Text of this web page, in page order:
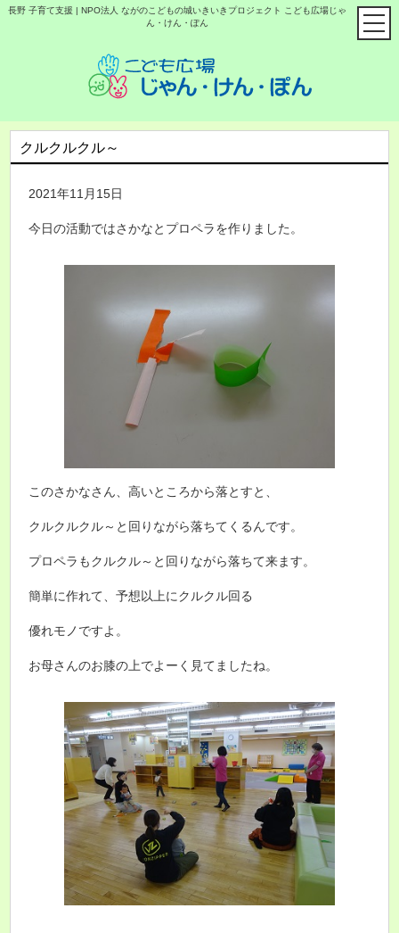
長野 子育て支援 | NPO法人 ながのこどもの城いきいきプロジェクト こども広場じゃ
ん・けん・ぽん
クルクルクル～
2021年11月15日
今日の活動ではさかなとプロペラを作りました。
このさかなさん、高いところから落とすと、
クルクルクル～と回りながら落ちてくるんです。
プロペラもクルクル～と回りながら落ちて来ます。
簡単に作れて、予想以上にクルクル回る
優れモノですよ。
お母さんのお膝の上でよーく見てましたね。